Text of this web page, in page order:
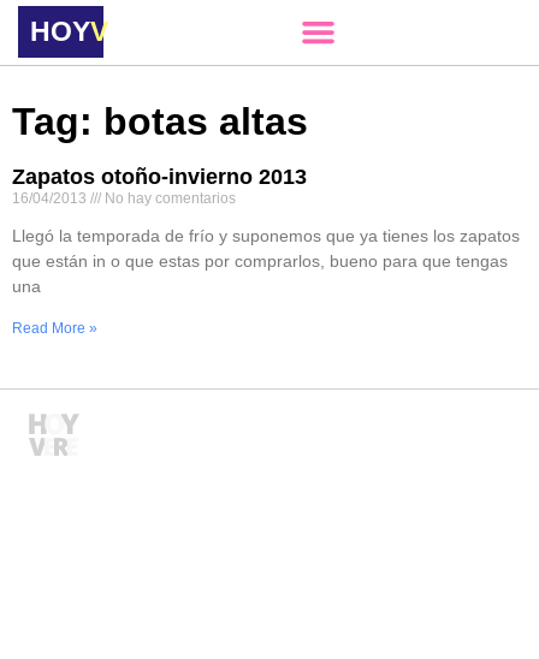
HOYVERE
Tag: botas altas
Zapatos otoño-invierno 2013
16/04/2013 No hay comentarios
Llegó la temporada de frío y suponemos que ya tienes los zapatos
que están in o que estas por comprarlos, bueno para que tengas
una
Read More »